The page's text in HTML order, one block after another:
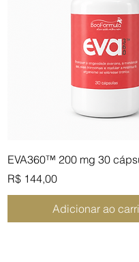
EVA360™ 200 mg 30
Preço
R$ 144,00
Adicionar ao